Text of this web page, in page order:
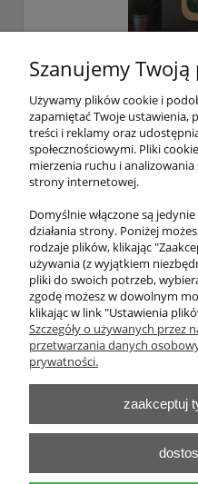
Tablica
1
zawiera 23%
do
O
Szanujemy
Używamy plików cookie i
zapamiętać Twoje ustawienia,
treści i reklamy oraz
społecznościowymi. Pliki
mierzenia ruchu i
strony internetowej.
Domyślnie włączone są
działania strony. Poniżej
rodzaje plików, klikając
używania (z wyjątkiem
pliki do swoich potrzeb,
zgodę możesz w dowolnym
klikając w link "Ustawienia
Szczegóły o używanych przez
przetwarzania danych
prywatności.
zaakceptuj